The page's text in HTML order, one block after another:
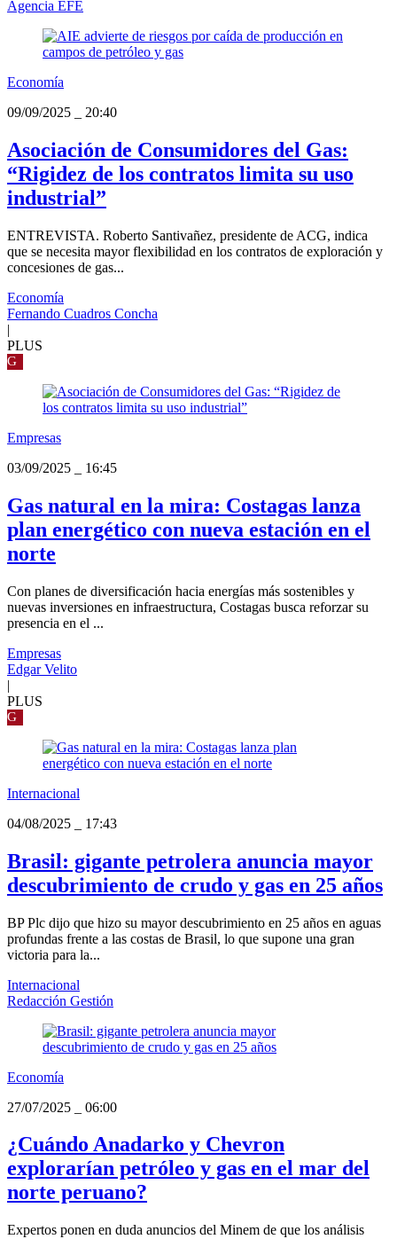
Agencia EFE
Economía
09/09/2025
20:40
Asociación de Consumidores del Gas:
“Rigidez de los contratos limita su uso
industrial”
ENTREVISTA. Roberto Santivañez, presidente de ACG, indica
que se necesita mayor flexibilidad en los contratos de exploración y
concesiones de gas...
Economía
Fernando Cuadros Concha
|
PLUS
G
Empresas
03/09/2025
16:45
Gas natural en la mira: Costagas lanza
plan energético con nueva estación en el
norte
Con planes de diversificación hacia energías más sostenibles y
nuevas inversiones en infraestructura, Costagas busca reforzar su
presencia en el ...
Empresas
Edgar Velito
|
PLUS
G
Internacional
04/08/2025
17:43
Brasil: gigante petrolera anuncia mayor
descubrimiento de crudo y gas en 25 años
BP Plc dijo que hizo su mayor descubrimiento en 25 años en aguas
profundas frente a las costas de Brasil, lo que supone una gran
victoria para la...
Internacional
Redacción Gestión
Economía
27/07/2025
06:00
¿Cuándo Anadarko y Chevron
explorarían petróleo y gas en el mar del
norte peruano?
Expertos ponen en duda anuncios del Minem de que los análisis